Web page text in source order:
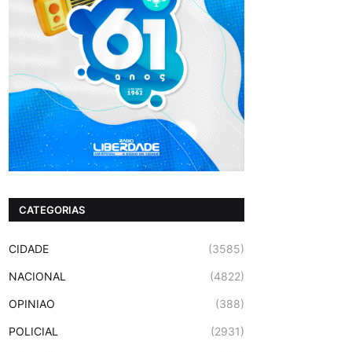
CATEGORIAS
CIDADE (3585)
NACIONAL (4822)
OPINIAO (388)
POLICIAL (2931)